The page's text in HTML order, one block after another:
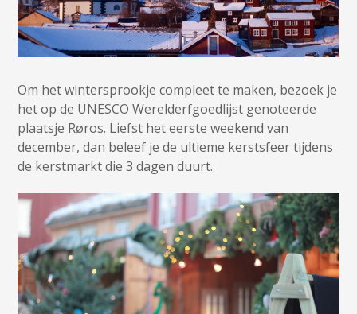
Om het wintersprookje compleet te maken, bezoek je
het op de UNESCO Werelderfgoedlijst genoteerde
plaatsje Røros. Liefst het eerste weekend van
december, dan beleef je de ultieme kerstsfeer tijdens
de kerstmarkt die 3 dagen duurt.